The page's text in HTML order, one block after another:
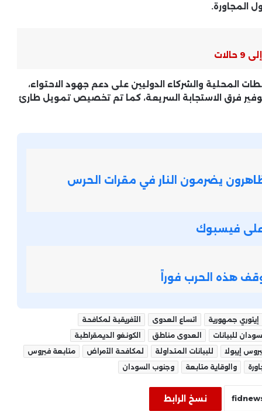
المجاورة.
المحلية والشركاء الدوليين على دعم جهود الاحتواء،
فرق الاستجابة السريعة، كما تم تخصيص تمويل طارئ
يضرمون النار في مقرات الحرس
على فيسبوك
هذه الحرب فوراً
إيتوري جمهورية اتساع العدوى
الأفريقية لمكافحة
للبيانات العدوى مناطق
الكونغو الديمقراطية
إيبولا للبيانات المتداولة لمكافحة الأمراض
متابعة فيروس
والوقاية متابعة وجنوب السودان
نسخ الرابط
مفتوحة بلا حلول نهائية
وتحركات سياسية
النفط يتراجع بقوة.. والأسهم الأمريكية
الدبلوماسية العالمية .. مفاوضات
واتفاقات في قضايا حساسة
زيلينسكي بأي مكان.. ورسالة جديدة
بشأن إيران واليورانيوم المخصب